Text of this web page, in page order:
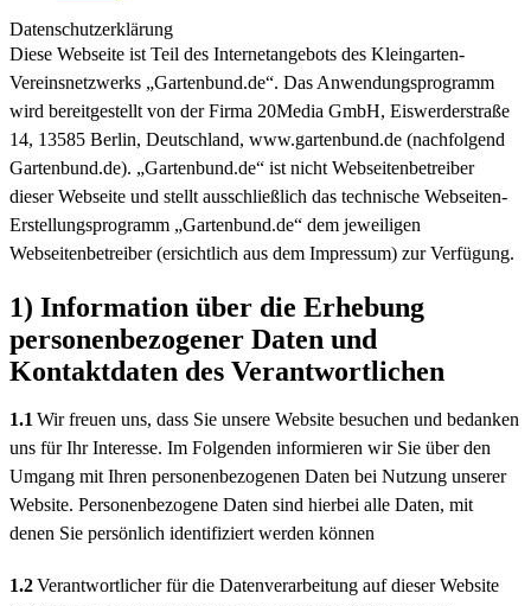
Datenschutzerklärung
Diese Webseite ist Teil des Internetangebots des Kleingarten-
Vereinsnetzwerks „Gartenbund.de“. Das Anwendungsprogramm
wird bereitgestellt von der Firma 20Media GmbH, Eiswerderstraße
14, 13585 Berlin, Deutschland, www.gartenbund.de (nachfolgend
Gartenbund.de). „Gartenbund.de“ ist nicht Webseitenbetreiber
dieser Webseite und stellt ausschließlich das technische Webseiten-
Erstellungsprogramm „Gartenbund.de“ dem jeweiligen
Webseitenbetreiber (ersichtlich aus dem Impressum) zur Verfügung.
1) Information über die Erhebung
personenbezogener Daten und
Kontaktdaten des Verantwortlichen
1.1 Wir freuen uns, dass Sie unsere Website besuchen und bedanken
uns für Ihr Interesse. Im Folgenden informieren wir Sie über den
Umgang mit Ihren personenbezogenen Daten bei Nutzung unserer
Website. Personenbezogene Daten sind hierbei alle Daten, mit
denen Sie persönlich identifiziert werden können
1.2Verantwortlicher für die Datenverarbeitung auf dieser Website